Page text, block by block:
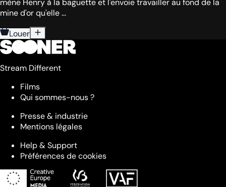
mène Henry à la baguette et l'envoie travailler au fond de la
mine d'or qu'elle ...
Louer
Stream Different
Films
Qui sommes-nous ?
Presse & industrie
Mentions légales
Help & Support
Préférences de cookies